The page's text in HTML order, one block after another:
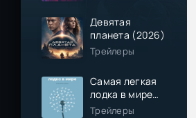
Девятая
планета (2026)
Трейлеры
Самая легкая
лодка в мире
(2026)
Трейлеры